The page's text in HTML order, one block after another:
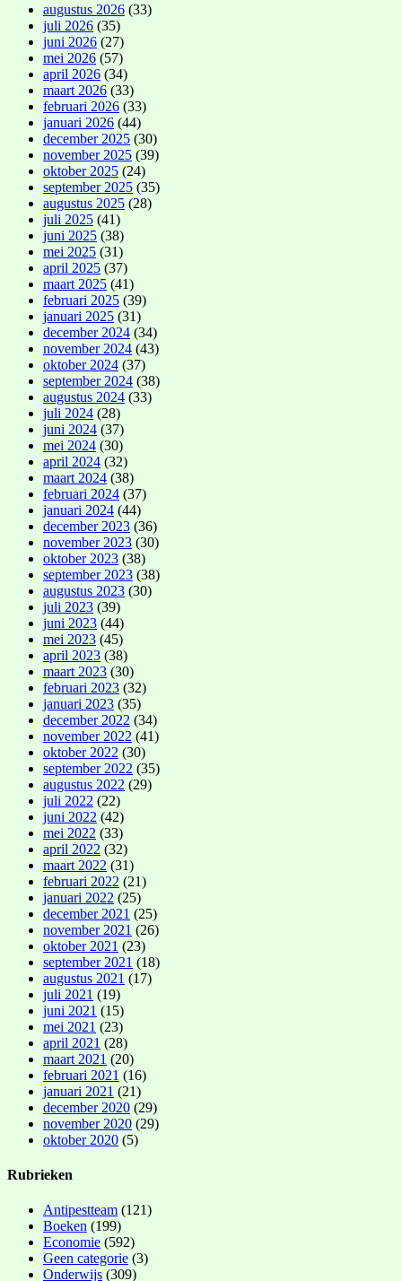
augustus 2026 (33)
juli 2026 (35)
juni 2026 (27)
mei 2026 (57)
april 2026 (34)
maart 2026 (33)
februari 2026 (33)
januari 2026 (44)
december 2025 (30)
november 2025 (39)
oktober 2025 (24)
september 2025 (35)
augustus 2025 (28)
juli 2025 (41)
juni 2025 (38)
mei 2025 (31)
april 2025 (37)
maart 2025 (41)
februari 2025 (39)
januari 2025 (31)
december 2024 (34)
november 2024 (43)
oktober 2024 (37)
september 2024 (38)
augustus 2024 (33)
juli 2024 (28)
juni 2024 (37)
mei 2024 (30)
april 2024 (32)
maart 2024 (38)
februari 2024 (37)
januari 2024 (44)
december 2023 (36)
november 2023 (30)
oktober 2023 (38)
september 2023 (38)
augustus 2023 (30)
juli 2023 (39)
juni 2023 (44)
mei 2023 (45)
april 2023 (38)
maart 2023 (30)
februari 2023 (32)
januari 2023 (35)
december 2022 (34)
november 2022 (41)
oktober 2022 (30)
september 2022 (35)
augustus 2022 (29)
juli 2022 (22)
juni 2022 (42)
mei 2022 (33)
april 2022 (32)
maart 2022 (31)
februari 2022 (21)
januari 2022 (25)
december 2021 (25)
november 2021 (26)
oktober 2021 (23)
september 2021 (18)
augustus 2021 (17)
juli 2021 (19)
juni 2021 (15)
mei 2021 (23)
april 2021 (28)
maart 2021 (20)
februari 2021 (16)
januari 2021 (21)
december 2020 (29)
november 2020 (29)
oktober 2020 (5)
Rubrieken
Antipestteam (121)
Boeken (199)
Economie (592)
Geen categorie (3)
Onderwijs (309)